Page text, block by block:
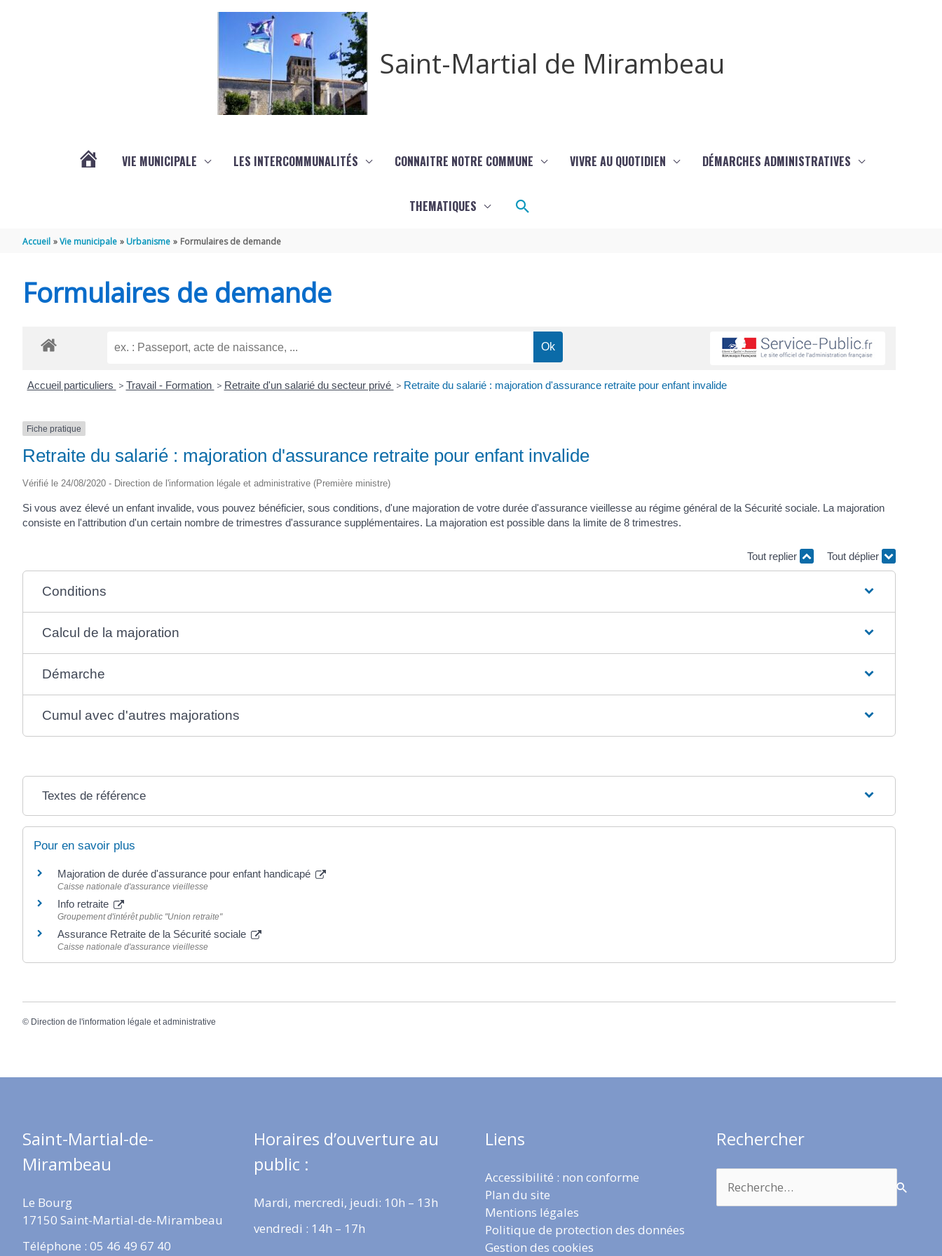
Saint-Martial de Mirambeau
VIE MUNICIPALE LES INTERCOMMUNALITÉS CONNAITRE NOTRE COMMUNE VIVRE AU QUOTIDIEN DÉMARCHES ADMINISTRATIVES
THEMATIQUES Rechercher
Accueil Vie municipale Urbanisme Formulaires de demande
Formulaires de demande
Accueil particuliers > Travail - Formation > Retraite d'un salarié du secteur privé > Retraite du salarié : majoration d'assurance retraite pour enfant invalide
Fiche pratique
Retraite du salarié : majoration d'assurance retraite pour enfant invalide
Vérifié le 24/08/2020 - Direction de l'information légale et administrative (Première ministre)
Si vous avez élevé un enfant invalide, vous pouvez bénéficier, sous conditions, d'une majoration de votre durée d'assurance vieillesse au régime général de la Sécurité sociale. La majoration
consiste en l'attribution d'un certain nombre de trimestres d'assurance supplémentaires. La majoration est possible dans la limite de 8 trimestres.
Tout replier Tout déplier
Conditions
Calcul de la majoration
Démarche
Cumul avec d'autres majorations
Textes de référence
Pour en savoir plus
Majoration de durée d'assurance pour enfant handicapé
Caisse nationale d'assurance vieillesse
Info retraite
Groupement d'intérêt public "Union retraite"
Assurance Retraite de la Sécurité sociale
Caisse nationale d'assurance vieillesse
© Direction de l'information légale et administrative
Saint-Martial-de-
Mirambeau
Le Bourg
17150 Saint-Martial-de-Mirambeau
Téléphone : 05 46 49 67 40
Horaires d’ouverture au
public :
Mardi, mercredi, jeudi: 10h – 13h
vendredi : 14h – 17h
Liens
Accessibilité : non conforme
Plan du site
Mentions légales
Politique de protection des données
Gestion des cookies
Rechercher